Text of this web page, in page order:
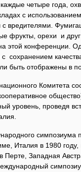
четыре года,
с
вредителями.
фрукты, орехи и
этой конференции.
сохранением
быть отображены в
Комитета
уровень, проведя
симпозиума
Италия в 1980
Перте, Западная